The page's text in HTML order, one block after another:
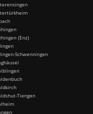
(Enz)
Schwenningen
Tiengen